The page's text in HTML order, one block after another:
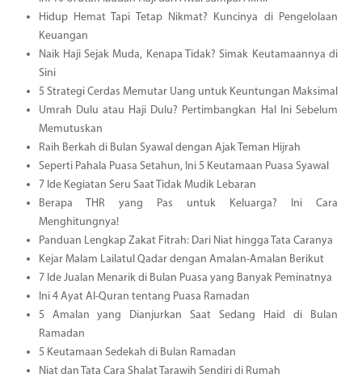
Hidup Hemat Tapi Tetap Nikmat? Kuncinya di Pengelolaan
Keuangan
Naik Haji Sejak Muda, Kenapa Tidak? Simak Keutamaannya di
Sini
5 Strategi Cerdas Memutar Uang untuk Keuntungan Maksimal
Umrah Dulu atau Haji Dulu? Pertimbangkan Hal Ini Sebelum
Memutuskan
Raih Berkah di Bulan Syawal dengan Ajak Teman Hijrah
Seperti Pahala Puasa Setahun, Ini 5 Keutamaan Puasa Syawal
7 Ide Kegiatan Seru Saat Tidak Mudik Lebaran
Berapa THR yang Pas untuk Keluarga? Ini Cara
Menghitungnya!
Panduan Lengkap Zakat Fitrah: Dari Niat hingga Tata Caranya
Kejar Malam Lailatul Qadar dengan Amalan-Amalan Berikut
7 Ide Jualan Menarik di Bulan Puasa yang Banyak Peminatnya
Ini 4 Ayat Al-Quran tentang Puasa Ramadan
5 Amalan yang Dianjurkan Saat Sedang Haid di Bulan
Ramadan
5 Keutamaan Sedekah di Bulan Ramadan
Niat dan Tata Cara Shalat Tarawih Sendiri di Rumah